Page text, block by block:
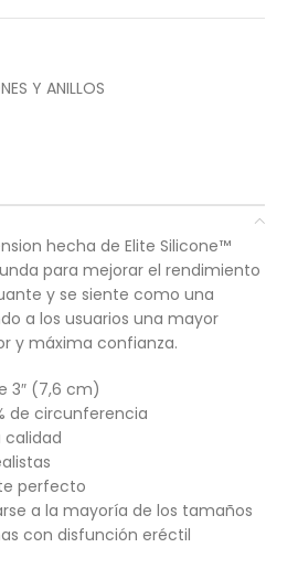
Y ANILLOS
hecha de Elite Silicone™
para mejorar el rendimiento
y se siente como una
a los usuarios una mayor
y máxima confianza.
3″ (7,6 cm)
de circunferencia
calidad
perfecto
a la mayoría de los tamaños
con disfunción eréctil